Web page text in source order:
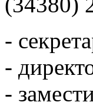
-
-
-